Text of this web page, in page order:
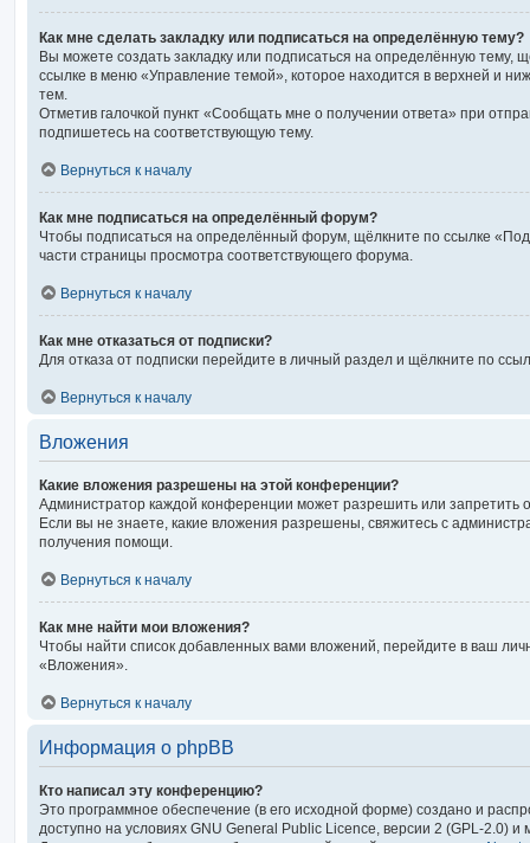
Как мне сделать закладку или подписаться на определённую тему?
Вы можете создать закладку или подписаться на определённую тему,
ссылке в меню «Управление темой», которое находится в верхней и
тем.
Отметив галочкой пункт «Сообщать мне о получении ответа» при
подпишетесь на соответствующую тему.
Вернуться к началу
Как мне подписаться на определённый форум?
Чтобы подписаться на определённый форум, щёлкните по ссылке
части страницы просмотра соответствующего форума.
Вернуться к началу
Как мне отказаться от подписки?
Для отказа от подписки перейдите в личный раздел и щёлкните по
Вернуться к началу
Вложения
Какие вложения разрешены на этой конференции?
Администратор каждой конференции может разрешить или
Если вы не знаете, какие вложения разрешены, свяжитесь с
получения помощи.
Вернуться к началу
Как мне найти мои вложения?
Чтобы найти список добавленных вами вложений, перейдите в ваш
«Вложения».
Вернуться к началу
Информация о phpBB
Кто написал эту конференцию?
Это программное обеспечение (в его исходной форме) создано и
доступно на условиях GNU General Public Licence, версии 2 (GPL-2.0) и